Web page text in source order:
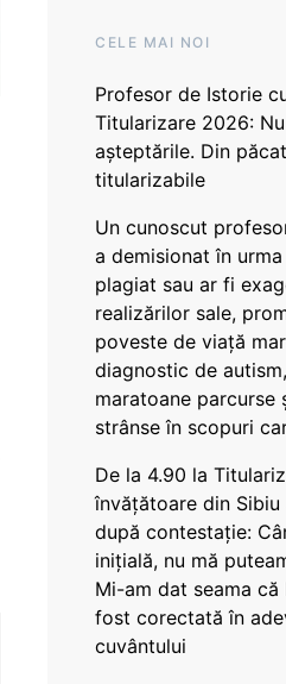
CELE MAI NOI
Profesor de Istorie
Titularizare 2026:
așteptările. Din
titularizabile
Un cunoscut
a demisionat în
plagiat sau ar fi
realizărilor sale,
poveste de viață
diagnostic de
maratoane parcurse
strânse în scopuri
De la 4.90 la
învățătoare din
după contestație:
inițială, nu mă
Mi-am dat seama că
fost corectată în
cuvântului